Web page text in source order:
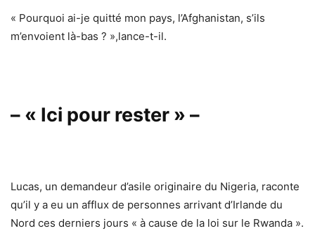
« Pourquoi ai-je quitté mon pays, l’Afghanistan, s’ils
m’envoient là-bas ? »,lance-t-il.
– « Ici pour rester » –
Lucas, un demandeur d’asile originaire du Nigeria, raconte
qu’il y a eu un afflux de personnes arrivant d’Irlande du
Nord ces derniers jours « à cause de la loi sur le Rwanda ».